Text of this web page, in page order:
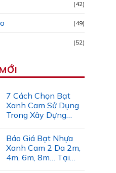
(42)
(49)
(52)
7 Cách Chọn Bạt
Xanh Cam Sử Dụng
Trong Xây Dựng
Báo Giá Bạt Nhựa
Xanh Cam 2 Da 2m,
4m, 6m, 8m… Tại